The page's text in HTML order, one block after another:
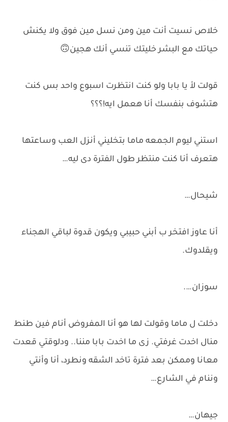
خلاص نسيت أنت مين ومن نسل مين فوق ولا يكنش
حياتك مع البشر خليتك تنسي أنك هجين🙃
قولت لأ يا بابا ولو كنت انتظرت اسبوع واحد بس كنت
هتشوف بنفسك أنا هعمل ايه!؟؟؟
استني ليوم الجمعه ماما بتخليني أنزل العب وساعتها
هتعرف أنا كنت منتظر طول الفترة دى ليه…
شيحال…
أنا عاوز افتخر ب أبني حبيبي ويكون قدوة لباقي الهجناء
ويقلدوك.
سوزان….
دخلت ل ماما وقولت لها هو أنا المفروض أنام فين طنط
منال اخدت غرفتي. زى ما اخدت بابا مننا.. ودلوقتي قعدت
معانا وممكن بعد فترة تاخد الشقه ونطرد، أنا وأنتي
وننام في الشارع…
جيهان…